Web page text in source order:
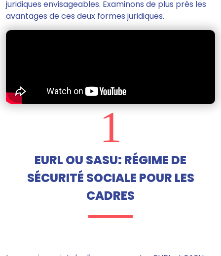
juridiques envisageables. Examinons de plus près les
avantages de ces deux formes juridiques.
1
EURL OU SASU: RÉGIME DE
SÉCURITÉ SOCIALE POUR LES
CADRES